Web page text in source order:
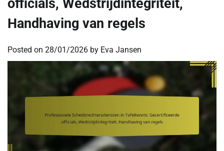
officials, Wedstrijdintegriteit,
Handhaving van regels
Posted on 28/01/2026 by Eva Jansen